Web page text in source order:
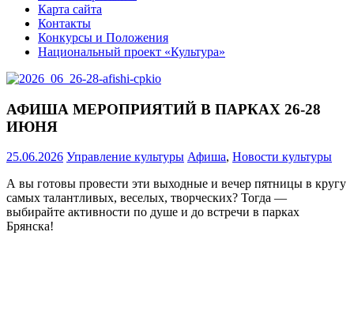
Карта сайта
Контакты
Конкурсы и Положения
Национальный проект «Культура»
АФИША МЕРОПРИЯТИЙ В ПАРКАХ 26-28
ИЮНЯ
25.06.2026 Управление культуры Афиша, Новости культуры
А вы готовы провести эти выходные и вечер пятницы в кругу
самых талантливых, веселых, творческих? Тогда —
выбирайте активности по душе и до встречи в парках
Брянска!